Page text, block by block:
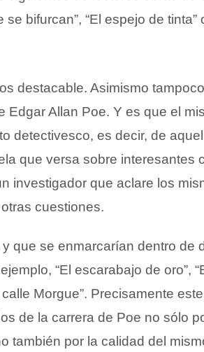
bifurcan”, “El espejo de tinta”
destacable. Asimismo
Edgar Allan Poe. Y es que el
detectivesco, es decir, de
que versa sobre interesantes
investigador que aclare los
cuestiones.
que se enmarcarían dentro de
“El escarabajo de oro”,
Morgue”. Precisamente
de la carrera de Poe no sólo
también por la calidad del